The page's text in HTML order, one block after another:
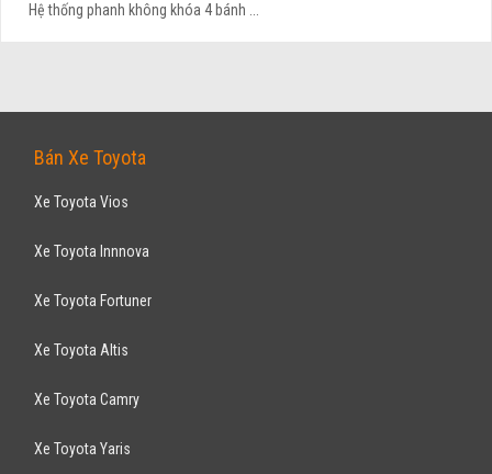
Hệ thống phanh không khóa 4 bánh ...
Bán Xe Toyota
Xe Toyota Vios
Xe Toyota Innnova
Xe Toyota Fortuner
Xe Toyota Altis
Xe Toyota Camry
Xe Toyota Yaris